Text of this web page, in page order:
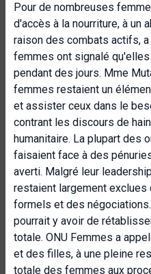
Pour de nombreuses
d'accès à la nourriture, à un
raison des combats actifs,
femmes ont signalé
pendant des jours. Mme
femmes restaient un
et assister ceux dans le
contrant les discours de
humanitaire. La plupart des
faisaient face à des
averti. Malgré leur
restaient largement
formels et des
pourrait y avoir de
totale. ONU Femmes a
et des filles, à une pleine
totale des femmes aux